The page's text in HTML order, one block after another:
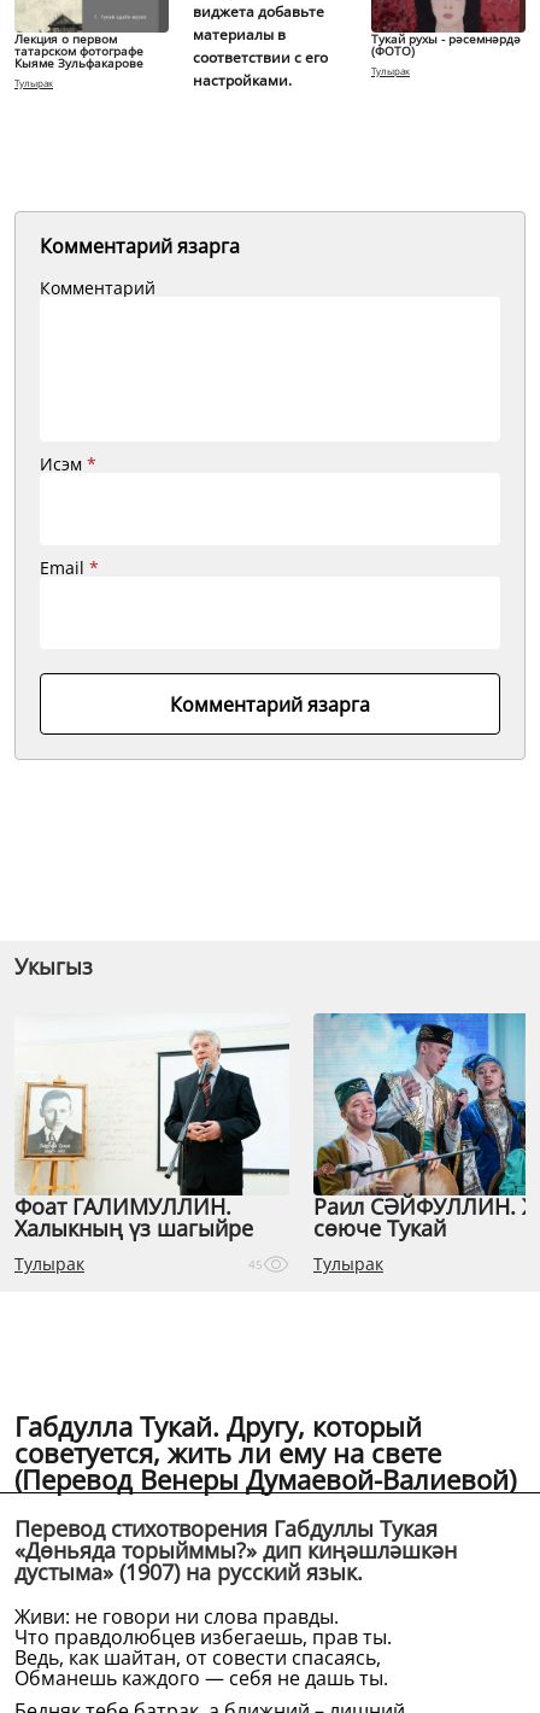
Лекция о первом
татарском фотографе
Кыяме Зульфакарове
Тулырак
виджета добавьте
материалы в
соответствии с его
настройками.
Тукай рухы - рәсемнәрдә
(ФОТО)
Тулырак
Комментарий язарга
Комментарий
Исэм *
Email *
Комментарий язарга
Укыгыз
Фоат ГАЛИМУЛЛИН.
Халыкның үз шагыйре
Тулырак 45
Раил СӘЙФУЛЛИН.
сөюче Тукай
Тулырак
Габдулла Тукай. Другу, который
советуется, жить ли ему на свете
(Перевод Венеры Думаевой-Валиевой)
Перевод стихотворения Габдуллы Тукая
«Дөньяда торыйммы?» дип киңәшләшкән
дустыма» (1907) на русский язык.
Живи: не говори ни слова правды.
Что правдолюбцев избегаешь, прав ты.
Ведь, как шайтан, от совести спасаясь,
Обманешь каждого — себя не дашь ты.